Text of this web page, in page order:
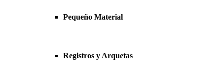
Pequeño Material
Registros y Arquetas